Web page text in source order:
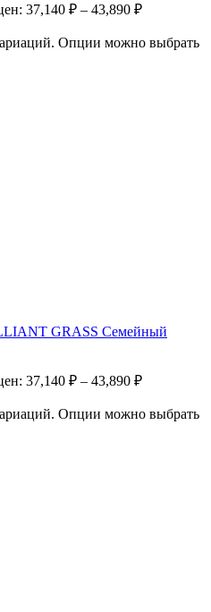
37,140 ₽ – 43,890 ₽
Опции можно выбрать
GRASS Семейный
37,140 ₽ – 43,890 ₽
Опции можно выбрать